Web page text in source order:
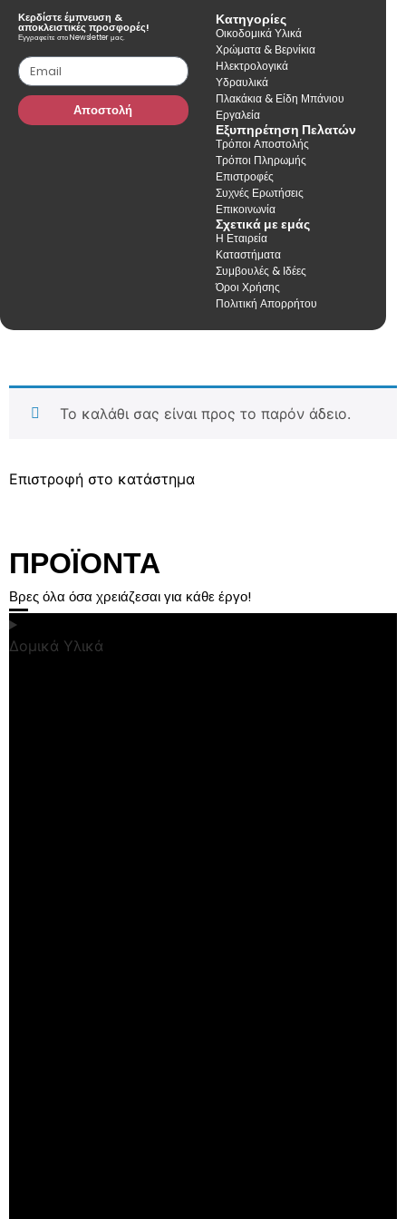
Κερδίστε έμπνευση &
αποκλειστικές προσφορές!
Εγγραφείτε στο Newsletter μας.
Αποστολή
Κατηγορίες
Οικοδομικά Υλικά
Χρώματα & Βερνίκια
Ηλεκτρολογικά
Υδραυλικά
Πλακάκια & Είδη Μπάνιου
Εργαλεία
Εξυπηρέτηση Πελατών
Τρόποι Αποστολής
Τρόποι Πληρωμής
Επιστροφές
Συχνές Ερωτήσεις
Επικοινωνία
Σχετικά με εμάς
Η Εταιρεία
Καταστήματα
Συμβουλές & Ιδέες
Όροι Χρήσης
Πολιτική Απορρήτου
Το καλάθι σας είναι προς το παρόν άδειο.
Επιστροφή στο κατάστημα
ΠΡΟΪΟΝΤΑ
Βρες όλα όσα χρειάζεσαι για κάθε έργο!
Δομικά Υλικά